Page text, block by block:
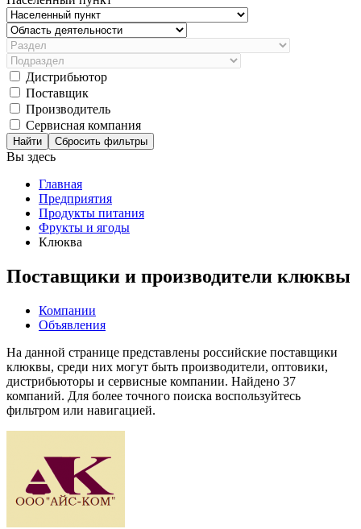
Дистрибьютор
Поставщик
Производитель
Сервисная компания
Сбросить фильтры
Вы здесь
Главная
Предприятия
Продукты питания
Фрукты и ягоды
Клюква
Поставщики и производители клюквы
Компании
Объявления
На данной странице представлены российские поставщики
клюквы, среди них могут быть производители, оптовики,
дистрибьюторы и сервисные компании. Найдено 37
компаний. Для более точного поиска воспользуйтесь
фильтром или навигацией.